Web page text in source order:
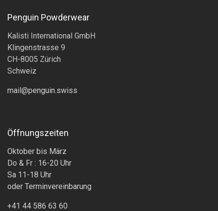
Penguin Powderwear
Kalisti International GmbH
Klingenstrasse 9
CH-8005 Zürich
Schweiz
mail@penguin.swiss
Öffnungszeiten
Oktober bis März
Do & Fr : 16-20 Uhr
Sa 11-18 Uhr
oder Terminvereinbarung
+41 44 586 63 60